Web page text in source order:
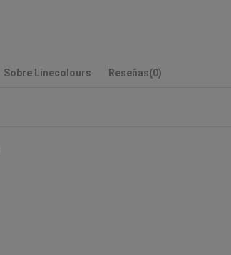
Sobre Linecolours Reseñas(0)